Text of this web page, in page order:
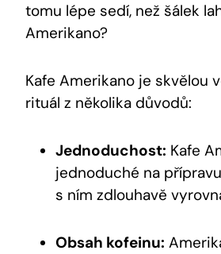
tomu⁣ lépe sedí, než⁢ šálek
Amerikano?
Kafe ​Amerikano je skvělou
⁢rituál z několika⁣ důvodů:
Jednoduchost: Kafe
jednoduché na​
s ním zdlouhavě
Obsah kofeinu: